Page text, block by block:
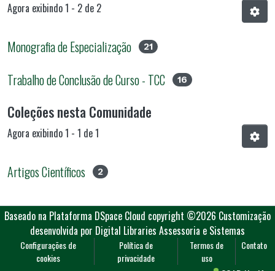
Agora exibindo1 - 2 de 2
Monografia de Especialização 21
Trabalho de Conclusão de Curso - TCC 16
Coleções nesta Comunidade
Agora exibindo1 - 1 de 1
Artigos Científicos 2
Baseado na Plataforma DSpace Cloud copyright ©2026 Customização
desenvolvida por Digital Libraries Assessoria e Sistemas
Configurações de
cookies
Política de
privacidade
Termos de
uso
Contato